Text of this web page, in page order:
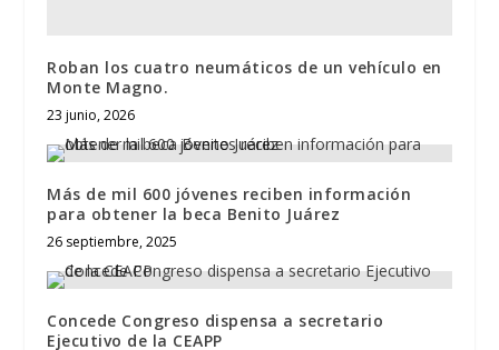
Roban los cuatro neumáticos de un vehículo en
Monte Magno.
23 junio, 2026
Más de mil 600 jóvenes reciben información
para obtener la beca Benito Juárez
26 septiembre, 2025
Concede Congreso dispensa a secretario
Ejecutivo de la CEAPP